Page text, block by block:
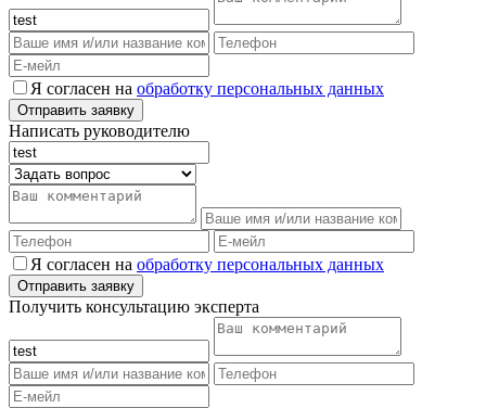
Я согласен на обработку персональных данных
Написать руководителю
Я согласен на обработку персональных данных
Получить консультацию эксперта